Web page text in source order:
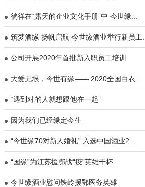
徜徉在“露天的企业文化手册”中 今世缘...
筑梦酒缘 扬帆启航 今世缘酒业举行新员工...
公司开展2020年首批新入职员工培训
大爱无垠，今世有缘—— 2020全国白衣...
“遇到对的人就想跟他在一起”
因为我们已经缘定今生
“今世缘70对新人婚礼” 入选中国酒业2...
“国缘”为江苏援鄂战“疫”英雄干杯
今世缘酒业慰问铁岭援鄂医务英雄